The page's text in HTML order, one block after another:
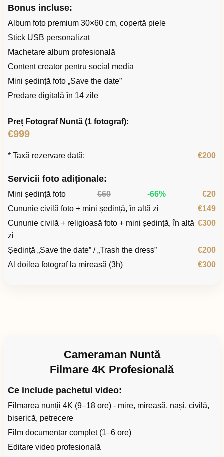
Bonus incluse:
Album foto premium 30×60 cm, copertă piele
Stick USB personalizat
Machetare album profesională
Content creator pentru social media
Mini ședință foto „Save the date”
Predare digitală în 14 zile
Preț Fotograf Nuntă (1 fotograf):
€999
* Taxă rezervare dată: €200
Servicii foto adiționale:
Mini ședință foto €60 -66%
€20
Cununie civilă foto + mini ședință, în altă zi
€149
Cununie civilă + religioasă foto + mini ședință, în altă
zi
€300
Ședință „Save the date” / „Trash the dress”
€200
Al doilea fotograf la mireasă (3h)
€300
Cameraman Nuntă
Filmare 4K Profesională
Ce include pachetul video:
Filmarea nunții 4K (9–18 ore) - mire, mireasă, nași, civilă,
biserică, petrecere
Film documentar complet (1–6 ore)
Editare video profesională